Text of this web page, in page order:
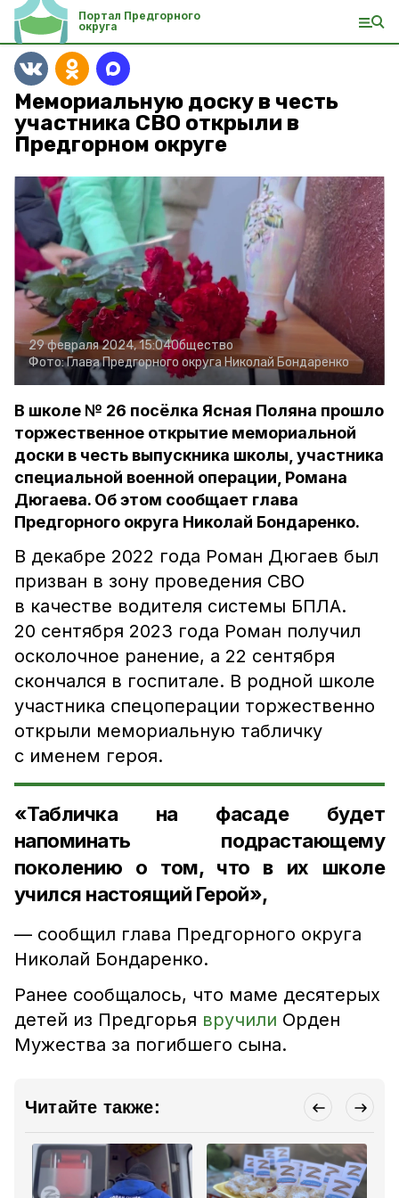
Портал Предгорного
округа
Мемориальную доску в честь
участника СВО открыли в
Предгорном округе
29 февраля 2024, 15:04Общество
Фото:Глава Предгорного округа Николай Бондаренко
В школе № 26 посёлка Ясная Поляна прошло
торжественное открытие мемориальной
доски в честь выпускника школы, участника
специальной военной операции, Романа
Дюгаева. Об этом сообщает глава
Предгорного округа Николай Бондаренко.
В декабре 2022 года Роман Дюгаев был
призван в зону проведения СВО
в качестве водителя системы БПЛА.
20 сентября 2023 года Роман получил
осколочное ранение, а 22 сентября
скончался в госпитале. В родной школе
участника спецоперации торжественно
открыли мемориальную табличку
с именем героя.
«Табличка на фасаде будет
напоминать подрастающему
поколению о том, что в их школе
учился настоящий Герой»,
— сообщил глава Предгорного округа
Николай Бондаренко.
Ранее сообщалось, что маме десятерых
детей из Предгорья вручили Орден
Мужества за погибшего сына.
Читайте также: